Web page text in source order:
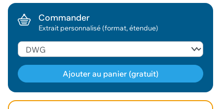
Commander
Extrait personnalisé (format, étendue)
Ajouter au panier (gratuit)